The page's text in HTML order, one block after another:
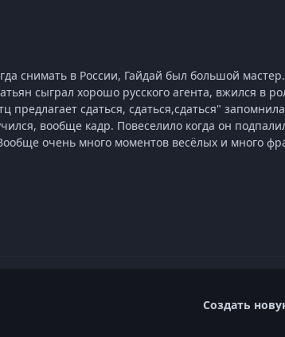
снимать в России, Гайдай был большой
сыграл хорошо русского агента, вжился в
сдаться, сдаться,сдаться"
вообще кадр. Повеселило когда он
очень много моментов весёлых и много
Создать